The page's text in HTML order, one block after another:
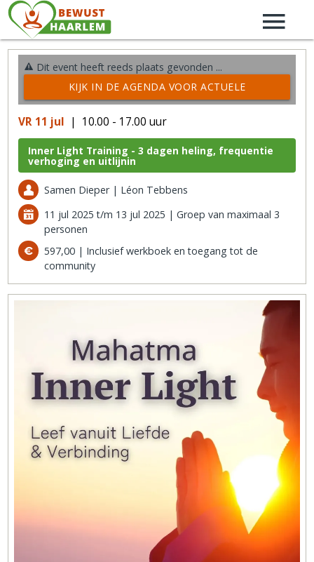
Dit event heeft reeds plaats gevonden ...
KIJK IN DE AGENDA VOOR ACTUELE
VR 11 jul | 10.00 - 17.00 uur
Inner Light Training - 3 dagen heling, frequentie
verhoging en uitlijnin
Samen Dieper | Léon Tebbens
11 jul 2025 t/m 13 jul 2025 | Groep van maximaal 3
personen
597,00 | Inclusief werkboek en toegang tot de
community